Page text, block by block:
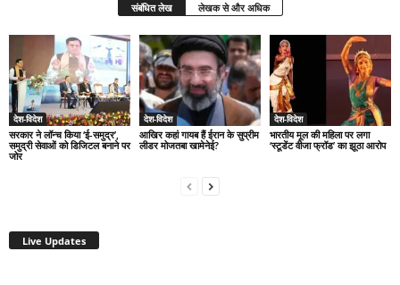
संबंधित लेख लेखक से और अधिक
देश-विदेश
सरकार ने लॉन्च किया ‘ई-समुद्र’,
समुद्री सेवाओं को डिजिटल बनाने पर
जोर
देश-विदेश
आखिर कहां गायब हैं ईरान के सुप्रीम
लीडर मोजतबा खामेनेई?
देश-विदेश
भारतीय मूल की महिला पर लगा
‘स्टूडेंट वीजा फ्रॉड’ का झूठा आरोप
Live Updates